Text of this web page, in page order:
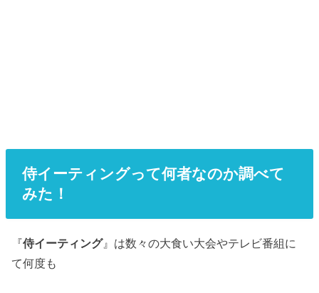
侍イーティングって何者なのか調べて
みた！
『侍イーティング』は数々の大食い大会やテレビ番組に
て何度も